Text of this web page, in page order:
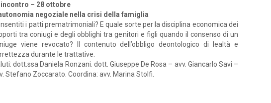
incontro – 28 ottobre
negoziale nella crisi della famiglia
i patti prematrimoniali? E quale sorte per la disciplina economica dei
tra coniugi e degli obblighi tra genitori e figli quando il consenso di un
viene revocato? Il contenuto dell’obbligo deontologico di lealtà e
durante le trattative.
dott.ssa Daniela Ronzani. dott. Giuseppe De Rosa – avv. Giancarlo Savi –
Stefano Zoccarato. Coordina: avv. Marina Stolfi.